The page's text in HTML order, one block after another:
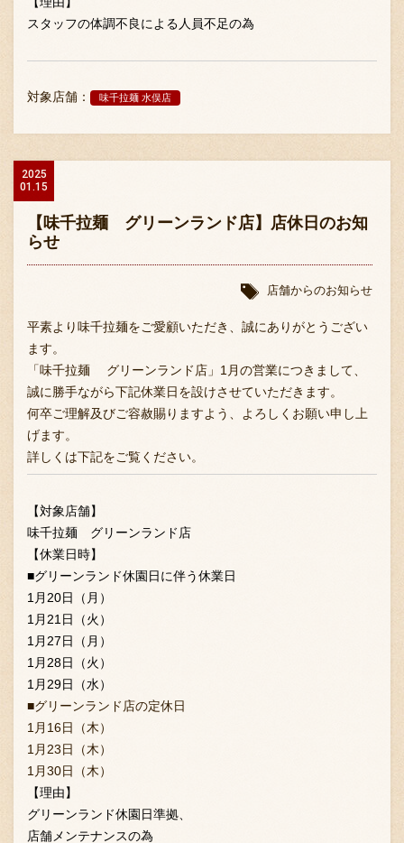
スタッフの体調不良による人員不足の為
対象店舗： 味千拉麺 水俣店
2025
01.15
【味千拉麺 グリーンランド店】店休日のお知
らせ
店舗からのお知らせ
平素より味千拉麺をご愛顧いただき、誠にありがとうござい
ます。
「味千拉麺 グリーンランド店」1月の営業につきまして、
誠に勝手ながら下記休業日を設けさせていただきます。
何卒ご理解及びご容赦賜りますよう、よろしくお願い申し上
げます。
詳しくは下記をご覧ください。
【対象店舗】
味千拉麺 グリーンランド店
【休業日時】
■グリーンランド休園日に伴う休業日
1月20日（月）
1月21日（火）
1月27日（月）
1月28日（火）
1月29日（水）
■グリーンランド店の定休日
1月16日（木）
1月23日（木）
1月30日（木）
【理由】
グリーンランド休園日準拠、
店舗メンテナンスの為